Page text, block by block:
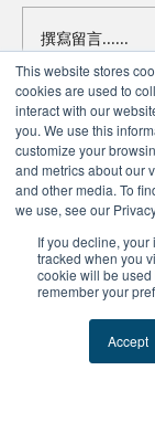
This website stores
cookies are used to
interact with our
you. We use this
customize your
and metrics about our
and other media. To
we use, see our
If you decline, your
tracked when you
cookie will be
remember your
Accept
【2024
青年日記 -
彩的高雄
撰寫留言......
最新
Bros Baseball
4 天前
If you're looking
version loads
in the browser.
jump into for a
已編輯
回覆